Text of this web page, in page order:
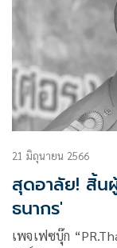
21 มิถุนายน 2566
สุดอาลัย! สิ้น
ธนากร'
เพจเฟซบุ๊ก